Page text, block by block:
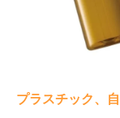
プラスチック、